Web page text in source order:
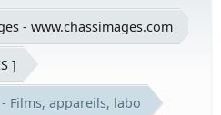
- www.chassimages.com
]
- Films, appareils, labo